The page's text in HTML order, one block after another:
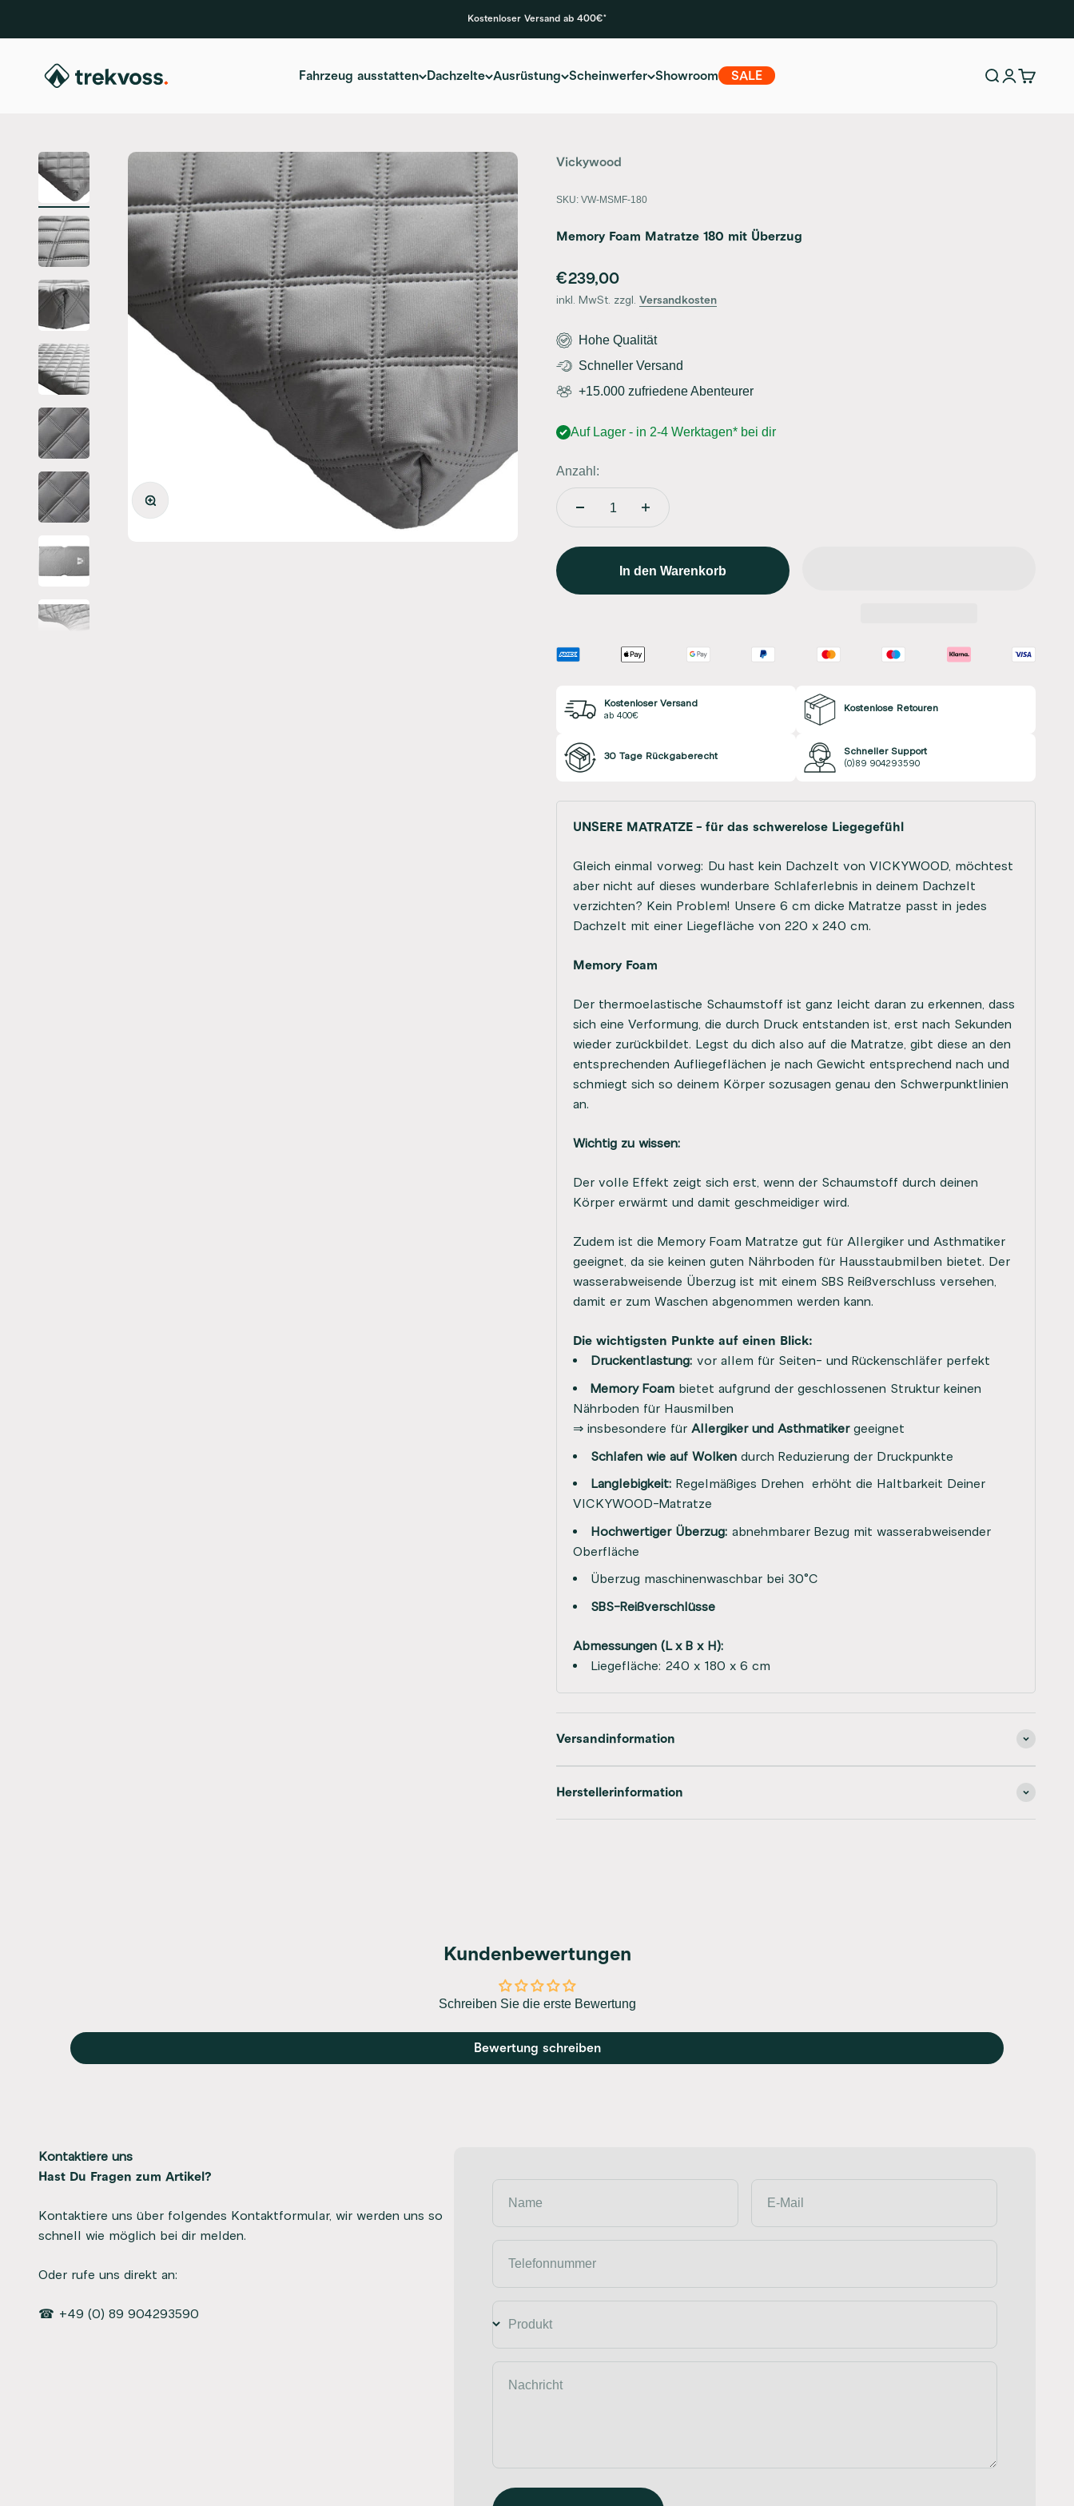
Kostenloser Versand ab 400€*
Fahrzeug ausstatten Dachzelte Ausrüstung Scheinwerfer Showroom SALE
trekvoss
SucheAnmelden
Bild vergrößern
Vickywood
SKU: VW-MSMF-180
Memory Foam Matratze 180 mit Überzug
Angebot
€239,00
inkl. MwSt. zzgl. Versandkosten
Hohe Qualität
Schneller Versand
+15.000 zufriedene Abenteurer
Auf Lager - in 2-4 Werktagen* bei dir
Anzahl:
In den Warenkorb
Kostenloser Versand
ab 400€
Kostenlose Retouren
30 Tage Rückgaberecht Schneller Support
(0)89 904293590
UNSERE MATRATZE - für das schwerelose Liegegefühl
Gleich einmal vorweg: Du hast kein Dachzelt von VICKYWOOD, möchtest
aber nicht auf dieses wunderbare Schlaferlebnis in deinem Dachzelt
verzichten? Kein Problem! Unsere 6 cm dicke Matratze passt in jedes
Dachzelt mit einer Liegefläche von 220 x 240 cm.
Memory Foam
Der thermoelastische Schaumstoff ist ganz leicht daran zu erkennen, dass
sich eine Verformung, die durch Druck entstanden ist, erst nach Sekunden
wieder zurückbildet. Legst du dich also auf die Matratze, gibt diese an den
entsprechenden Aufliegeflächen je nach Gewicht entsprechend nach und
schmiegt sich so deinem Körper sozusagen genau den Schwerpunktlinien
an.
Wichtig zu wissen:
Der volle Effekt zeigt sich erst, wenn der Schaumstoff durch deinen
Körper erwärmt und damit geschmeidiger wird.
Zudem ist die Memory Foam Matratze gut für Allergiker und Asthmatiker
geeignet, da sie keinen guten Nährboden für Hausstaubmilben bietet. Der
wasserabweisende Überzug ist mit einem SBS Reißverschluss versehen,
damit er zum Waschen abgenommen werden kann.
Die wichtigsten Punkte auf einen Blick:
Druckentlastung: vor allem für Seiten- und Rückenschläfer perfekt
Memory Foam bietet aufgrund der geschlossenen Struktur keinen
Nährboden für Hausmilben
⇒ insbesondere für Allergiker und Asthmatiker geeignet
Schlafen wie auf Wolken durch Reduzierung der Druckpunkte
Langlebigkeit: Regelmäßiges Drehen erhöht die Haltbarkeit Deiner
VICKYWOOD-Matratze
Hochwertiger Überzug: abnehmbarer Bezug mit wasserabweisender
Oberfläche
Überzug maschinenwaschbar bei 30°C
SBS-Reißverschlüsse
Abmessungen (L x B x H):
Liegefläche: 240 x 180 x 6 cm
Versandinformation
Herstellerinformation
Kundenbewertungen
Schreiben Sie die erste Bewertung
Bewertung schreiben
Kontaktiere uns
Hast Du Fragen zum Artikel?
Kontaktiere uns über folgendes Kontaktformular, wir werden uns so
schnell wie möglich bei dir melden.
Oder rufe uns direkt an:
☎ +49 (0) 89 904293590
Name E-Mail
Telefonnummer
Produkt
Nachricht